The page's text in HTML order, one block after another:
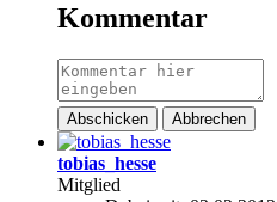
Kommentar
Abschicken Abbrechen
tobias_hesse
Mitglied